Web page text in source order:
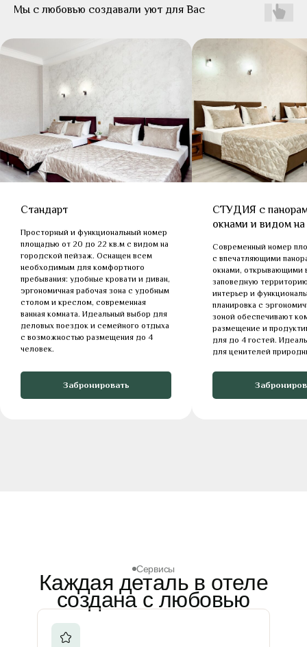
Мы с любовью создавали уют для Вас
Стандарт
Просторный и функциональный номер
площадью от 20 до 22 кв.м с видом на
городской пейзаж. Оснащен всем
необходимым для комфортного
пребывания: удобные кровати и диван,
эргономичная рабочая зона с удобным
столом и креслом, современная
ванная комната. Идеальный выбор для
деловых поездок и семейного отдыха
с возможностью размещения до 4
человек.
Забронировать
СТУДИЯ с
окнами и видом
Современный номер
с впечатляющими
окнами, открывающими
заповедную
интерьер и
планировка с
зоной обеспечивают
размещение и
для до 4 гостей.
для ценителей
Сервисы
Каждая деталь в отеле
создана с любовью